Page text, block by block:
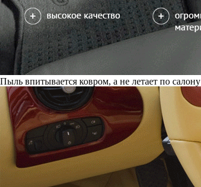
Пыль впитывается ковром, а не летает по салону